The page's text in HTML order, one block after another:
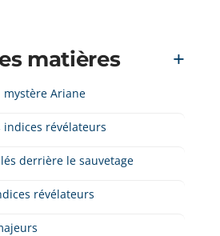
matières
mystère Ariane
indices révélateurs
derrière le sauvetage
révélateurs